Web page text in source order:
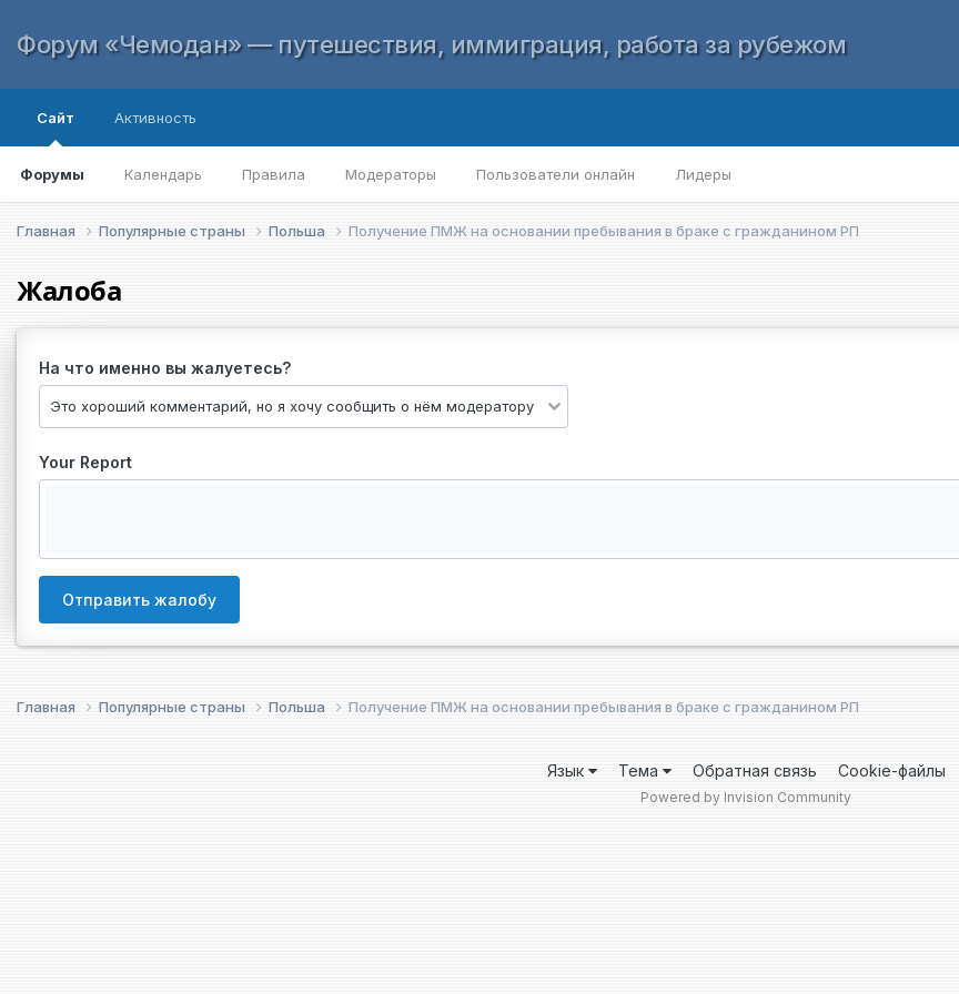
Форум «Чемодан» — путешествия, иммиграция, работа за рубежом
Сайт
Форумы Календарь Правила Модераторы Пользователи онлайн Лидеры
Активность
Главная Популярные страны Польша Получение ПМЖ на основании пребывания в браке с гражданином РП
Жалоба
На что именно вы жалуетесь?
Your Report
Отправить жалобу
Главная Популярные страны Польша Получение ПМЖ на основании пребывания в браке с гражданином РП
Язык Тема Обратная связь Cookie-файлы
Powered by Invision Community